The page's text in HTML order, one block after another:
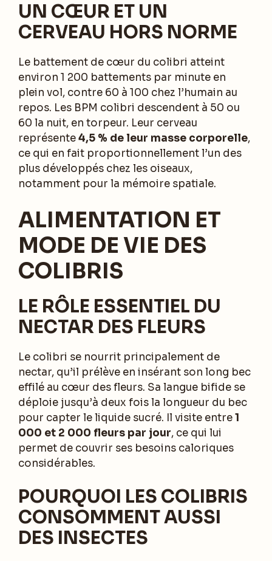
UN CŒUR ET UN
CERVEAU HORS NORME
Le battement de cœur du colibri atteint
environ 1 200 battements par minute en
plein vol, contre 60 à 100 chez l’humain au
repos. Les BPM colibri descendent à 50 ou
60 la nuit, en torpeur. Leur cerveau
représente4,5 % de leur masse corporelle,
ce qui en fait proportionnellement l’un des
plus développés chez les oiseaux,
notamment pour la mémoire spatiale.
ALIMENTATION ET
MODE DE VIE DES
COLIBRIS
LE RÔLE ESSENTIEL DU
NECTAR DES FLEURS
Le colibri se nourrit principalement de
nectar, qu’il prélève en insérant son long bec
effilé au cœur des fleurs. Sa langue bifide se
déploie jusqu’à deux fois la longueur du bec
pour capter le liquide sucré. Il visite entre1
000 et 2 000 fleurs par jour, ce qui lui
permet de couvrir ses besoins caloriques
considérables.
POURQUOI LES COLIBRIS
CONSOMMENT AUSSI
DES INSECTES